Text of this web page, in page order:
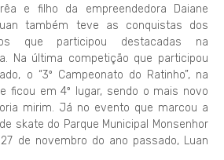
e filho da empreendedora Daiane
também teve as conquistas dos
que participou destacadas na
Na última competição que participou
o “3º Campeonato do Ratinho”, na
ficou em 4º lugar, sendo o mais novo
mirim. Já no evento que marcou a
skate do Parque Municipal Monsenhor
de novembro do ano passado, Luan